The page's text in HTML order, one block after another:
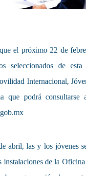
el próximo 22 de
seleccionados de esta
Internacional,
que podrá consultarse
abril, las y los jóvenes
instalaciones de la